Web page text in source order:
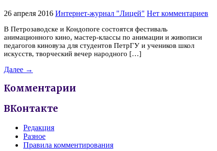
26 апреля 2016 Интернет-журнал "Лицей" Нет комментариев
В Петрозаводске и Кондопоге состоятся фестиваль
анимационного кино, мастер-классы по анимации и живописи
педагогов киновуза для студентов ПетрГУ и учеников школ
искусств, творческий вечер народного […]
Далее →
Комментарии
ВКонтакте
Редакция
Разное
Правила комментирования